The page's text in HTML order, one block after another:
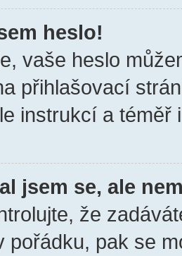
heslo!
vaše heslo
přihlašovací
instrukcí a téměř
jsem se, ale
že
pořádku, pak se